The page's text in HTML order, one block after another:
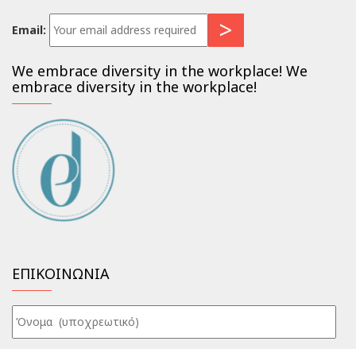
Email:
We embrace diversity in the workplace! We
embrace diversity in the workplace!
ΕΠΙΚΟΙΝΩΝΙΑ